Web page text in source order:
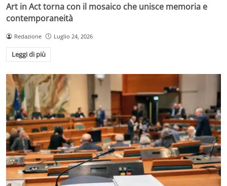
Art in Act torna con il mosaico che unisce memoria e
contemporaneità
Redazione Luglio 24, 2026
Leggi di più